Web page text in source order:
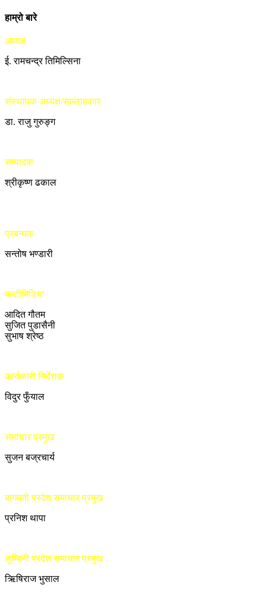
हाम्रो बारे
अध्यक्ष
ई. रामचन्द्र तिमिल्सिना
संस्थापक अध्यक्ष/सल्लाहकार
डा. राजु गुरुङ्ग
सम्पादक
श्रीकृष्ण ढकाल
प्रबन्धक
सन्तोष भण्डारी
मल्टीमिडिया
आदित गौतम
सुजित पुडासैनी
सुभाष श्रेष्ठ
कार्यकारी निर्देशक
विदुर फुँयाल
समाचार प्रमुख
सुजन बज्रचार्य
बागमती प्रदेश समाचार प्रमुख
प्रनिश थापा
लुम्बिनी प्रदेश समाचार प्रमुख
ऋिषिराज भुसाल